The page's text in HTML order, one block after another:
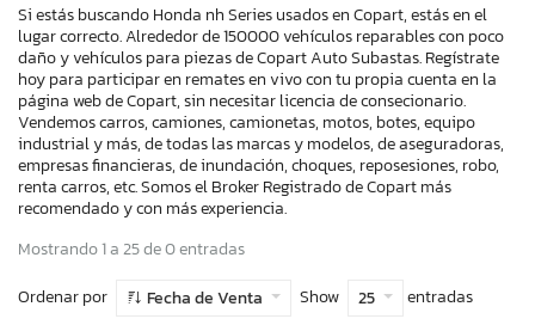
Si estás buscando Honda nh Series usados en Copart, estás en el
lugar correcto. Alrededor de 150000 vehículos reparables con poco
daño y vehículos para piezas de Copart Auto Subastas. Regístrate
hoy para participar en remates en vivo con tu propia cuenta en la
página web de Copart, sin necesitar licencia de consecionario.
Vendemos carros, camiones, camionetas, motos, botes, equipo
industrial y más, de todas las marcas y modelos, de aseguradoras,
empresas financieras, de inundación, choques, reposesiones, robo,
renta carros, etc. Somos el Broker Registrado de Copart más
recomendado y con más experiencia.
Mostrando 1 a 25 de 0 entradas
Ordenar por
Fecha de Venta Show 25 entradas